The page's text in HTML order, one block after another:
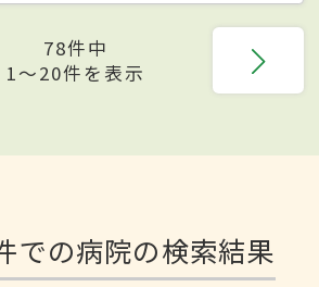
78件中
1〜20件を表示
での病院の検索結果